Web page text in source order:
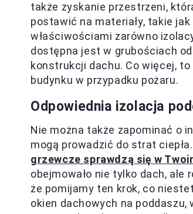
także zyskanie przestrzeni,
postawić na materiały, takie jak
właściwościami zarówno
dostępna jest w grubościach
konstrukcji dachu. Co więcej,
budynku w przypadku pożaru.
Odpowiednia izolacja
Nie można także zapominać o
mogą prowadzić do strat
grzewcze sprawdzą się w
obejmowało nie tylko dach, ale
że pomijamy ten krok, co
okien dachowych na